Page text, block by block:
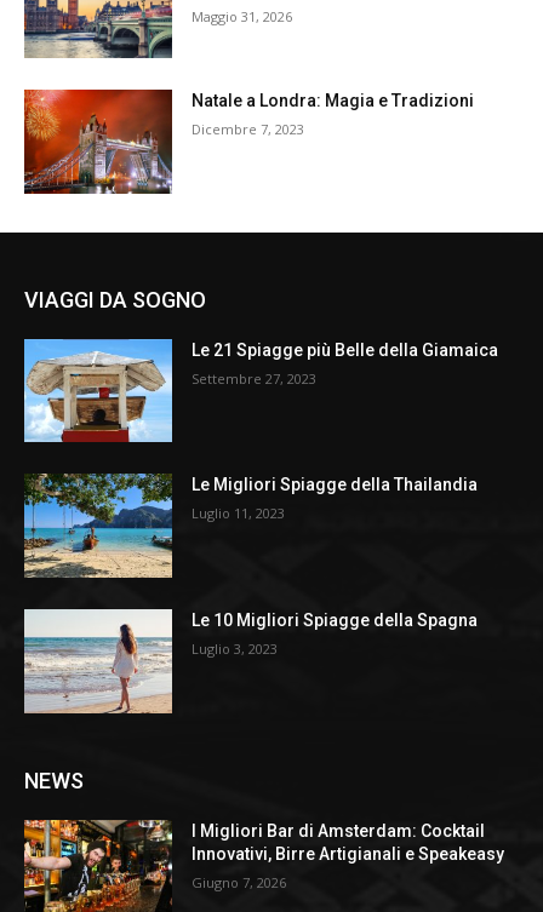
Maggio 31, 2026
Natale a Londra: Magia e Tradizioni
Dicembre 7, 2023
VIAGGI DA SOGNO
Le 21 Spiagge più Belle della Giamaica
Settembre 27, 2023
Le Migliori Spiagge della Thailandia
Luglio 11, 2023
Le 10 Migliori Spiagge della Spagna
Luglio 3, 2023
NEWS
I Migliori Bar di Amsterdam: Cocktail
Innovativi, Birre Artigianali e Speakeasy
Giugno 7, 2026